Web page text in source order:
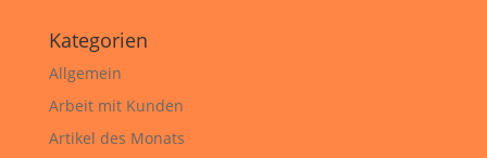
Kategorien
Allgemein
Arbeit mit Kunden
Artikel des Monats